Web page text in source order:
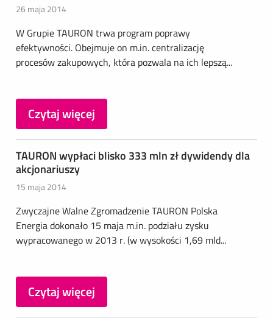
26 maja 2014
W Grupie TAURON trwa program poprawy
efektywności. Obejmuje on m.in. centralizację
procesów zakupowych, która pozwala na ich lepszą...
Czytaj więcej
TAURON wypłaci blisko 333 mln zł dywidendy dla
akcjonariuszy
15 maja 2014
Zwyczajne Walne Zgromadzenie TAURON Polska
Energia dokonało 15 maja m.in. podziału zysku
wypracowanego w 2013 r. (w wysokości 1,69 mld...
Czytaj więcej